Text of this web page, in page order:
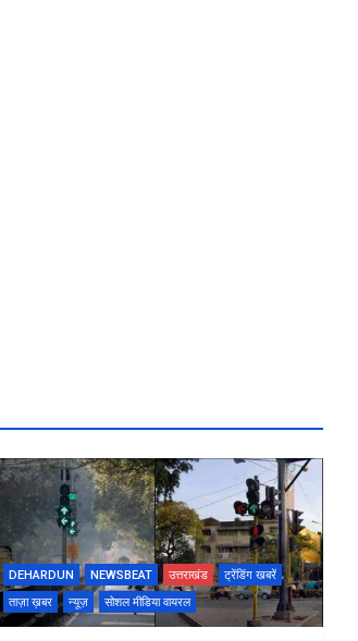
DEHARDUN NEWSBEAT उत्तराखंड
ट्रेंडिंग खबरें
ताज़ा ख़बर
न्यूज़ सोशल मीडिया वायरल